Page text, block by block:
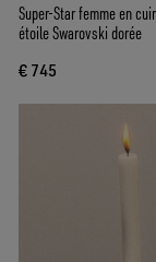
Super-Star femme en
étoile Swarovski dorée
€ 745